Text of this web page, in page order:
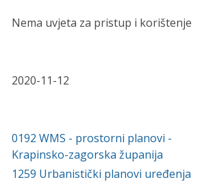
Nema uvjeta za pristup i korištenje
2020-11-12
0192 WMS - prostorni planovi -
Krapinsko-zagorska županija
1259 Urbanistički planovi uređenja